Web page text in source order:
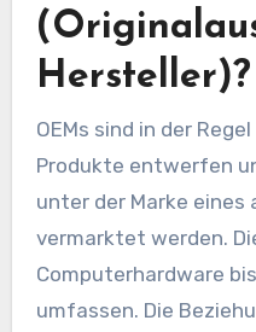
Hersteller)?
OEMs sind in der
Produkte entwerfen
unter der Marke eines
vermarktet werden.
Computerhardware
umfassen. Die